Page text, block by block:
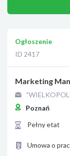
Ogłoszenie
ID 2417
Marketing
Poznań
Pełny etat
Umowa o